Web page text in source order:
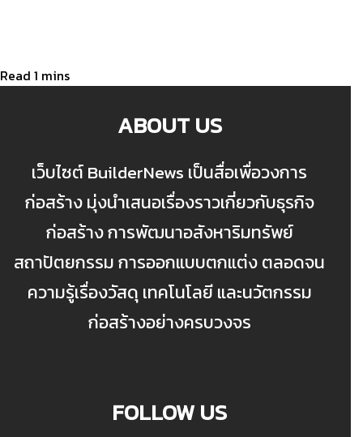
ABOUT US
เว็บไซต์ BuilderNews เป็นสื่อเพื่อวงการ
ก่อสร้าง มุ่งนำเสนอเรื่องราวเกี่ยวกับธุรกิจ
ก่อสร้าง การพัฒนาอสังหาริมทรัพย์
สถาปัตยกรรม การออกแบบตกแต่ง ตลอดจน
ความรู้เรื่องวัสดุ เทคโนโลยี และนวัตกรรม
ก่อสร้างอย่างครบวงจร
FOLLOW US